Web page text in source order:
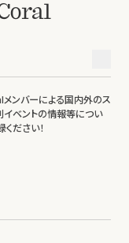
メンバーによる国内外のス
イベントの情報等につい
ださい！